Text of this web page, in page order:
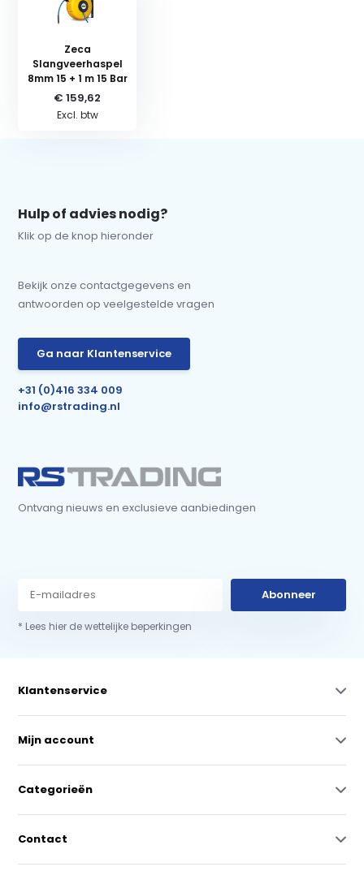
Zeca
Slangveerhaspel
8mm 15 + 1 m 15 Bar
€ 159,62
Excl. btw
Hulp of advies nodig?
Klik op de knop hieronder
Bekijk onze contactgegevens en
antwoorden op veelgestelde vragen
Ga naar Klantenservice
+31 (0)416 334 009
info@rstrading.nl
Ontvang nieuws en exclusieve aanbiedingen
Abonneer
* Lees hier de wettelijke beperkingen
Klantenservice
Mijn account
Categorieën
Contact